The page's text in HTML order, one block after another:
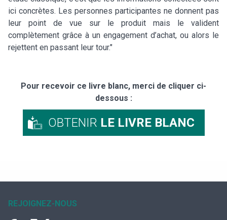
ici concrètes. Les personnes participantes ne donnent pas
leur point de vue sur le produit mais le valident
complètement grâce à un engagement d’achat, ou alors le
rejettent en passant leur tour."
Pour recevoir ce livre blanc, merci de cliquer ci-
dessous :
OBTENIR LE LIVRE BLANC
REJOIGNEZ-NOUS